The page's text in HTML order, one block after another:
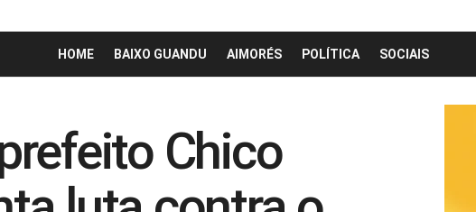
HOME BAIXO GUANDU AIMORÉS POLÍTICA SOCIAIS
Chico